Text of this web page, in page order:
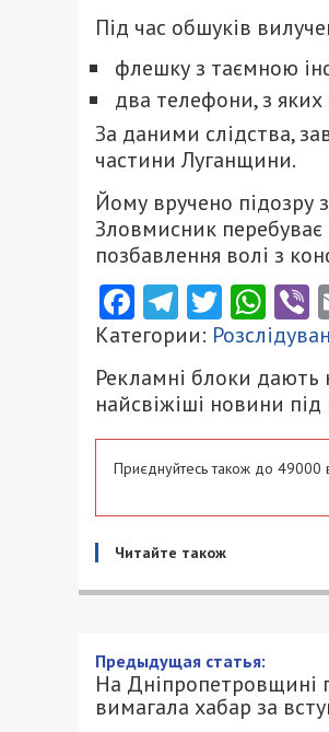
Під час обшуків
флешку з таємною
два телефони, з яких
За даними слідства,
частини Луганщини.
Йому вручено підозру
Зловмисник перебуває
позбавлення волі з
Facebook
Telegram
Twitter
Категории:
Рекламні блоки
найсвіжіші новини
Приєднуйтесь також до 49000
Читайте також
Предыдущая статья:
На Дніпропетровщині
вимагала хабар за